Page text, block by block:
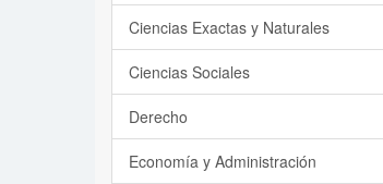
Ciencias Exactas y Naturales
Ciencias Sociales
Derecho
Economía y Administración